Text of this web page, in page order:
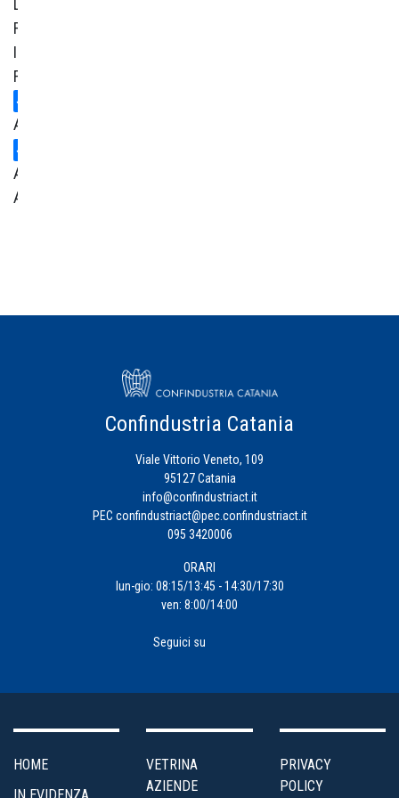
Relazioni
Industriali,
Formazione
Ambiente
Area
Amministrativa
Credito
Internazionalizzazione
Confindustria Catania
Viale Vittorio Veneto, 109
95127 Catania
info@confindustriact.it
PEC confindustriact@pec.confindustriact.it
095 3420006
ORARI
lun-gio: 08:15/13:45 - 14:30/17:30
ven: 8:00/14:00
Seguici su
HOME
IN EVIDENZA
VETRINA
AZIENDE
PRIVACY
POLICY